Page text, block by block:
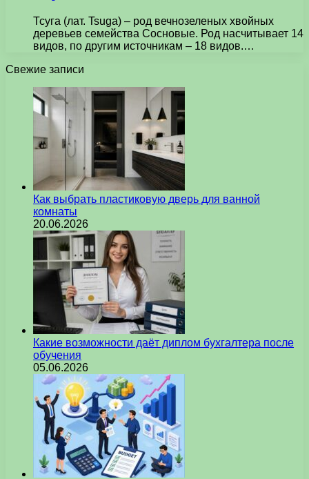
Тсуга (лат. Tsuga) – род вечнозеленых хвойных
деревьев семейства Сосновые. Род насчитывает 14
видов, по другим источникам – 18 видов.…
Свежие записи
Как выбрать пластиковую дверь для ванной
комнаты
20.06.2026
Какие возможности даёт диплом бухгалтера после
обучения
05.06.2026